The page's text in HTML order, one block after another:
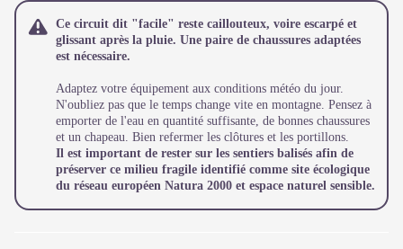
Ce circuit dit "facile" reste caillouteux, voire escarpé et
glissant après la pluie. Une paire de chaussures adaptées
est nécessaire.
Adaptez votre équipement aux conditions météo du jour.
N'oubliez pas que le temps change vite en montagne. Pensez à
emporter de l'eau en quantité suffisante, de bonnes chaussures
et un chapeau. Bien refermer les clôtures et les portillons.
Il est important de rester sur les sentiers balisés afin de
préserver ce milieu fragile identifié comme site écologique
du réseau européen Natura 2000 et espace naturel sensible.